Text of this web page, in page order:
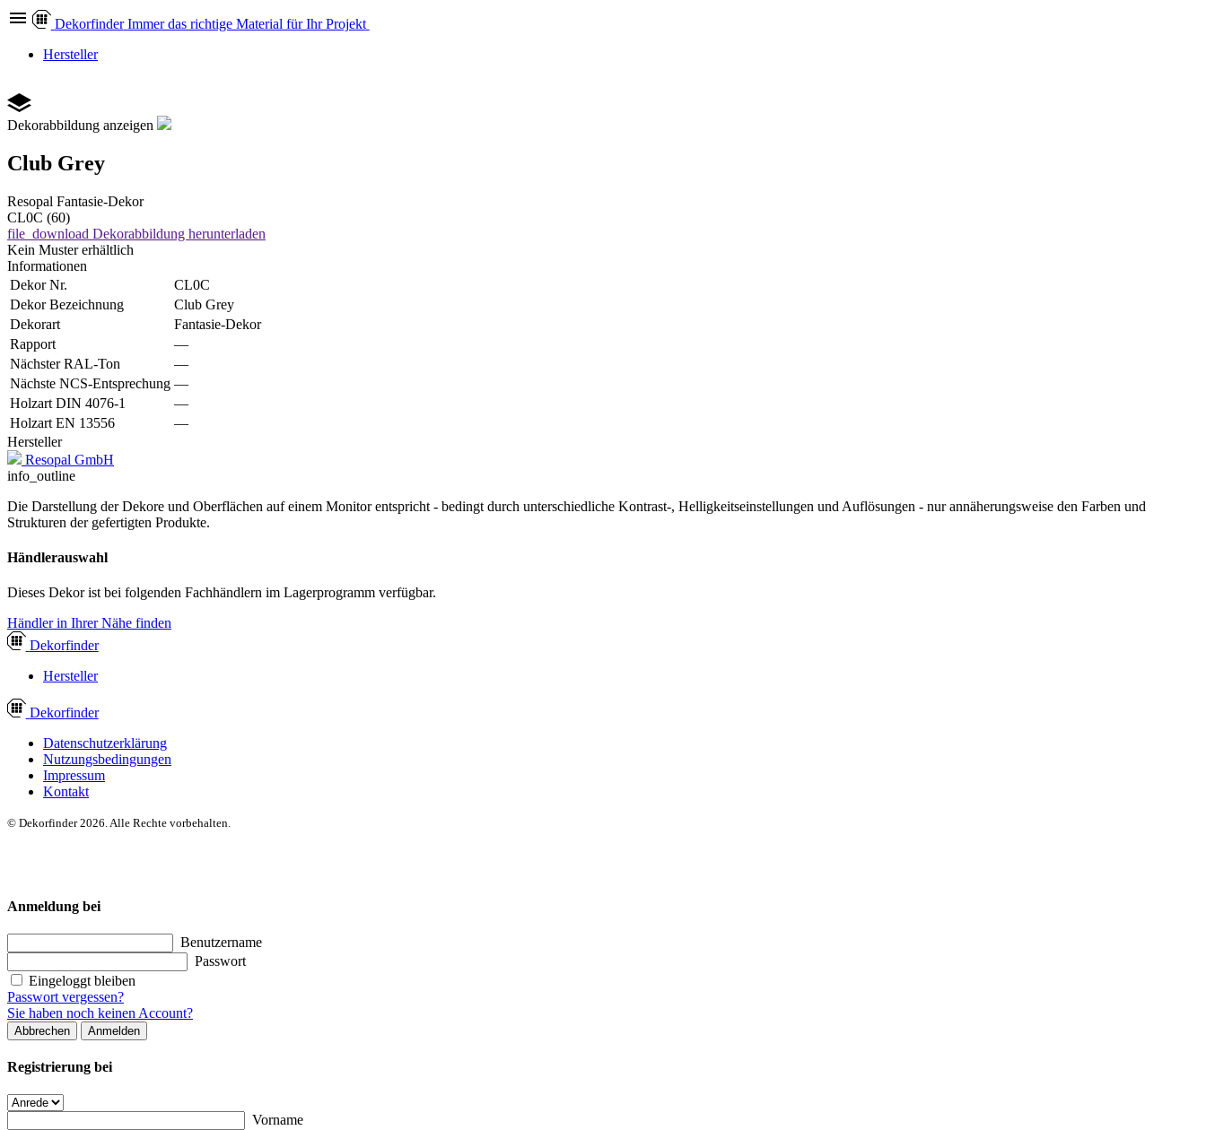
Dekorfinder Immer das richtige Material für Ihr Projekt
Hersteller
Dekorabbildung anzeigen
Club Grey
Resopal Fantasie-Dekor
CL0C (60)
file_download Dekorabbildung herunterladen
Kein Muster erhältlich
Informationen
Dekor Nr.
CL0C
Dekor Bezeichnung
Club Grey
Dekorart
Fantasie-Dekor
Rapport
—
Nächster RAL-Ton
—
Nächste NCS-Entsprechung —
Holzart DIN 4076-1
—
Holzart EN 13556
—
Hersteller
Resopal GmbH
info_outline
Die Darstellung der Dekore und Oberflächen auf einem Monitor entspricht - bedingt durch unterschiedliche Kontrast-, Helligkeitseinstellungen und Auflösungen - nur annäherungsweise den Farben und
Strukturen der gefertigten Produkte.
Händlerauswahl
Dieses Dekor ist bei folgenden Fachhändlern im Lagerprogramm verfügbar.
Händler in Ihrer Nähe finden
Dekorfinder
Hersteller
Dekorfinder
Datenschutzerklärung
Nutzungsbedingungen
Impressum
Kontakt
© Dekorfinder 2026. Alle Rechte vorbehalten.
Anmeldung bei
Benutzername
Passwort
Eingeloggt bleiben
Passwort vergessen?
Sie haben noch keinen Account?
Abbrechen Anmelden
Registrierung bei
Vorname